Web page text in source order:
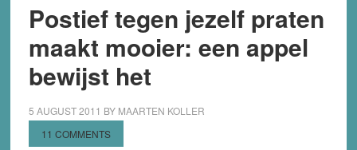
Postief tegen jezelf praten
maakt mooier: een appel
bewijst het
5 AUGUST 2011 BY MAARTEN KOLLER
11 COMMENTS